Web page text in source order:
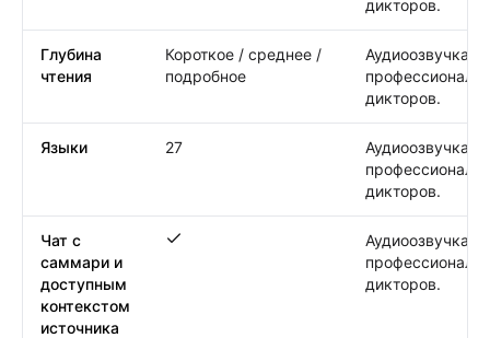
дикторов.
Глубина
чтения
Короткое / среднее /
подробное
Аудиоозвучка от
дикторов.
Языки 27
Аудиоозвучка от
дикторов.
Чат с
саммари и
доступным
контекстом
источника
Чат с саммари и доступным контекстом
Аудиоозвучка от
дикторов.